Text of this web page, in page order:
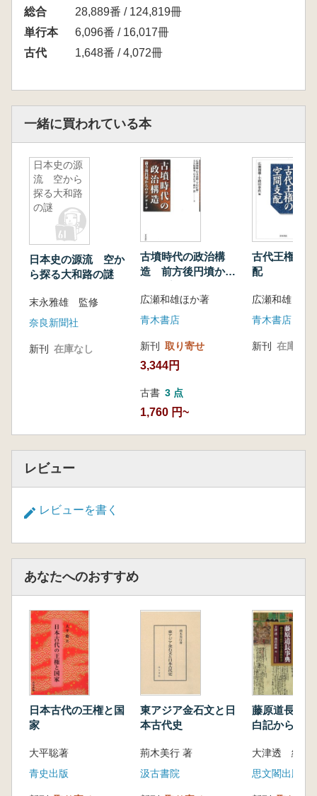
総合
28,889番 / 124,819冊
単行本
6,096番 / 16,017冊
古代
1,648番 / 4,072冊
一緒に買われている本
日本史の源
流 空から
探る大和路
の謎
日本史の源流 空か
ら探る大和路の謎
末永雅雄 監修
奈良新聞社
新刊 在庫なし
古墳時代の政治構
造 前方後円墳から
広瀬和雄ほか著
青木書店
新刊 取り寄せ
3,344円
古書 3 点
1,760 円~
古代王権の
配
青木書店
新刊 在庫なし
レビュー
レビューを書く
あなたへのおすすめ
日本古代の王権と国
家
大平聡著
青史出版
東アジア金石文と日
本古代史
荊木美行 著
汲古書院
藤原道長事典 御堂
白記からみ
思文閣出版